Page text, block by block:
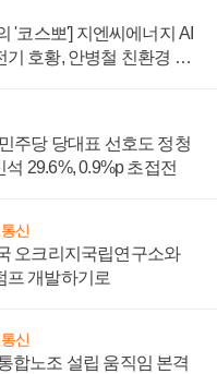
'코스뽀'] 지엔씨에너지 AI
기 호황, 안병철 친환경 에
주당 당대표 선호도 정청
석 29.6%, 0.9%p 초접전
신
오크리지국립연구소와
프 개발하기로
신
합노조 설립 움직임 본격